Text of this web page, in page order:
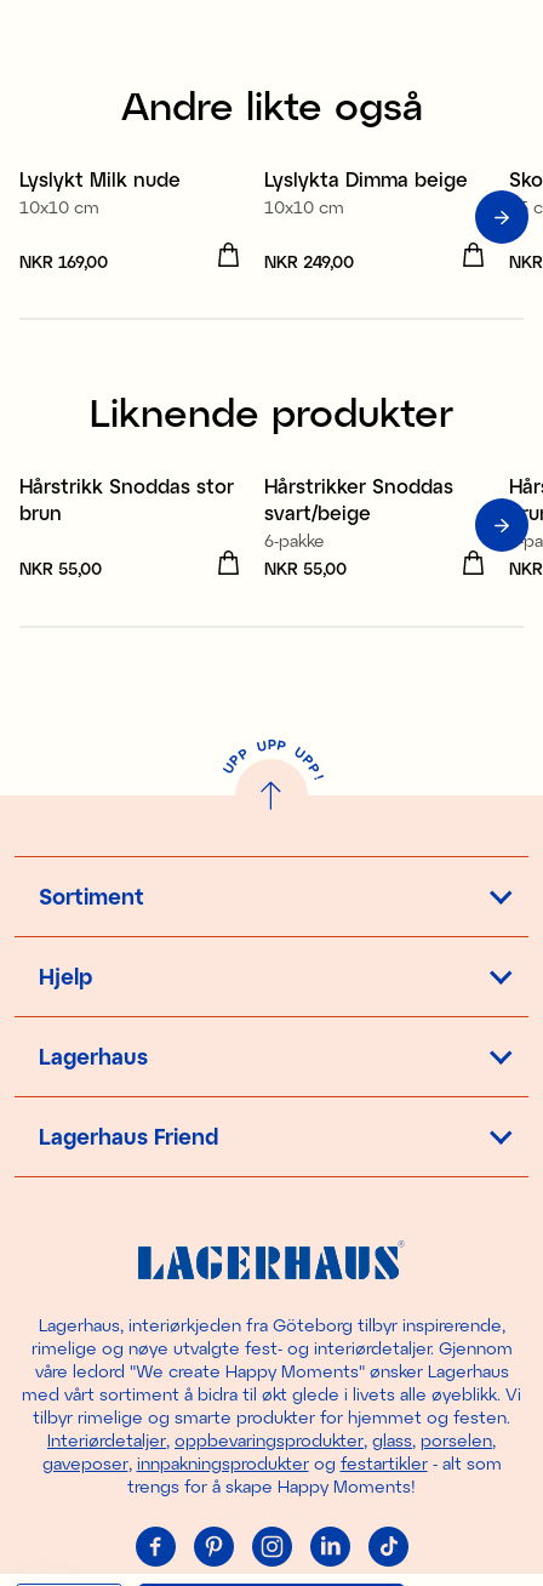
Andre likte også
Lyslykt Milk nude
10x10 cm
Pris :NKR 169,00
NKR 169,00
Lyslykta Dimma beige
10x10 cm
Pris :NKR 249,00
NKR 249,00
55
Liknende produkter
Nyhet
Hårstrikk Snoddas stor
brun
Pris :NKR 55,00
NKR 55,00
Hårstrikker Snoddas
svart/beige
6-pakke
Pris :NKR 55,00
NKR 55,00
6-
U
P
P UPP UP
P
!
Sortiment
Hjelp
Lagerhaus
Lagerhaus Friend
Lagerhaus, interiørkjeden fra Göteborg tilbyr inspirerende,
rimelige og nøye utvalgte fest- og interiørdetaljer. Gjennom
våre ledord "We create Happy Moments" ønsker Lagerhaus
med vårt sortiment å bidra til økt glede i livets alle øyeblikk. Vi
tilbyr rimelige og smarte produkter for hjemmet og festen.
Interiørdetaljer, oppbevaringsprodukter, glass, porselen,
gaveposer, innpakningsprodukterog festartikler- alt som
trengs for å skape Happy Moments!